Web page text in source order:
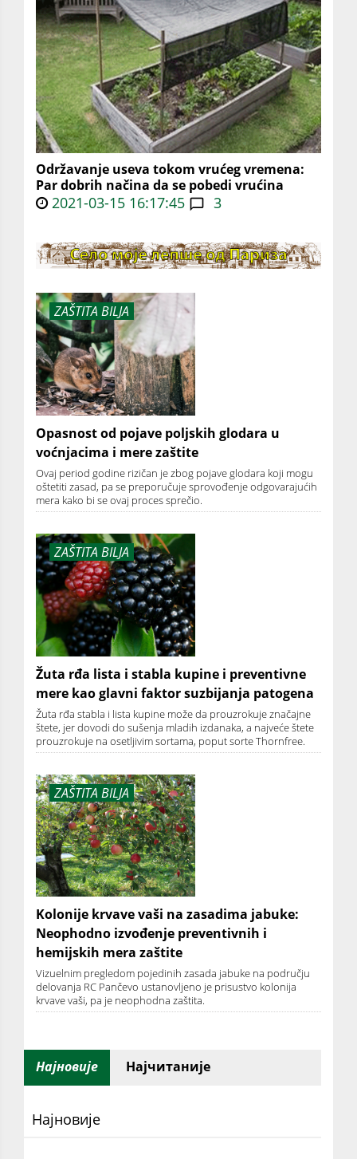
Održavanje useva tokom vrućeg vremena:
Par dobrih načina da se pobedi vrućina
2021-03-15 16:17:45 3
ZAŠTITA BILJA
Opasnost od pojave poljskih glodara u
voćnjacima i mere zaštite
Ovaj period godine rizičan je zbog pojave glodara koji mogu
oštetiti zasad, pa se preporučuje sprovođenje odgovarajućih
mera kako bi se ovaj proces sprečio.
ZAŠTITA BILJA
Žuta rđa lista i stabla kupine i preventivne
mere kao glavni faktor suzbijanja patogena
Žuta rđa stabla i lista kupine može da prouzrokuje značajne
štete, jer dovodi do sušenja mladih izdanaka, a najveće štete
prouzrokuje na osetljivim sortama, poput sorte Thornfree.
ZAŠTITA BILJA
Kolonije krvave vaši na zasadima jabuke:
Neophodno izvođenje preventivnih i
hemijskih mera zaštite
Vizuelnim pregledom pojedinih zasada jabuke na području
delovanja RC Pančevo ustanovljeno je prisustvo kolonija
krvave vaši, pa je neophodna zaštita.
Најновије Најчитаније
Најновије